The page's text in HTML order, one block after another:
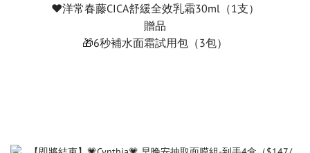
♥️洋常春藤CICA舒緩全效乳霜30ml（1支）
贈品
🎁6秒補水面霜試用包（3包）